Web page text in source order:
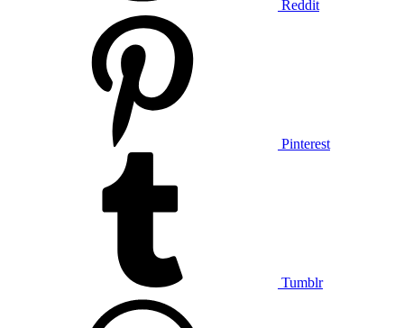
Reddit
Pinterest
Tumblr